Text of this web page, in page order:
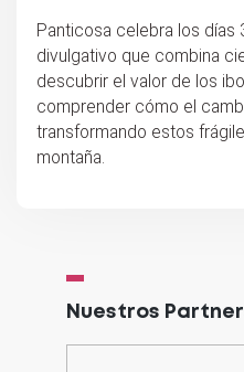
Panticosa celebra los días
divulgativo que combina
descubrir el valor de los
comprender cómo el
transformando estos
montaña.
Nuestros